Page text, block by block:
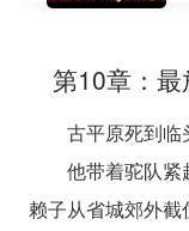
第10章：
古平原死到临
他带着驼队紧
赖子从省城郊外